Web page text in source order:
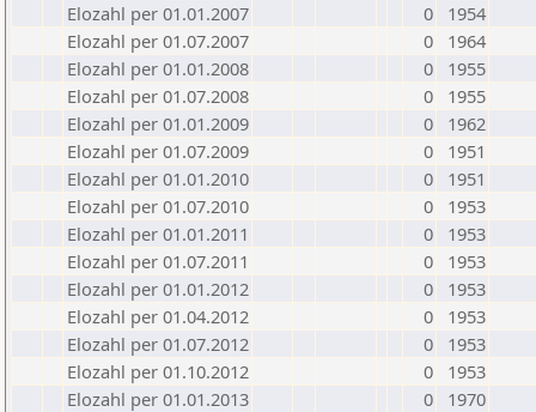
Elozahl per 01.01.2007
0
1954
Elozahl per 01.07.2007
0
1964
Elozahl per 01.01.2008
0
1955
Elozahl per 01.07.2008
0
1955
Elozahl per 01.01.2009
0
1962
Elozahl per 01.07.2009
0
1951
Elozahl per 01.01.2010
0
1951
Elozahl per 01.07.2010
0
1953
Elozahl per 01.01.2011
0
1953
Elozahl per 01.07.2011
0
1953
Elozahl per 01.01.2012
0
1953
Elozahl per 01.04.2012
0
1953
Elozahl per 01.07.2012
0
1953
Elozahl per 01.10.2012
0
1953
Elozahl per 01.01.2013
0
1970